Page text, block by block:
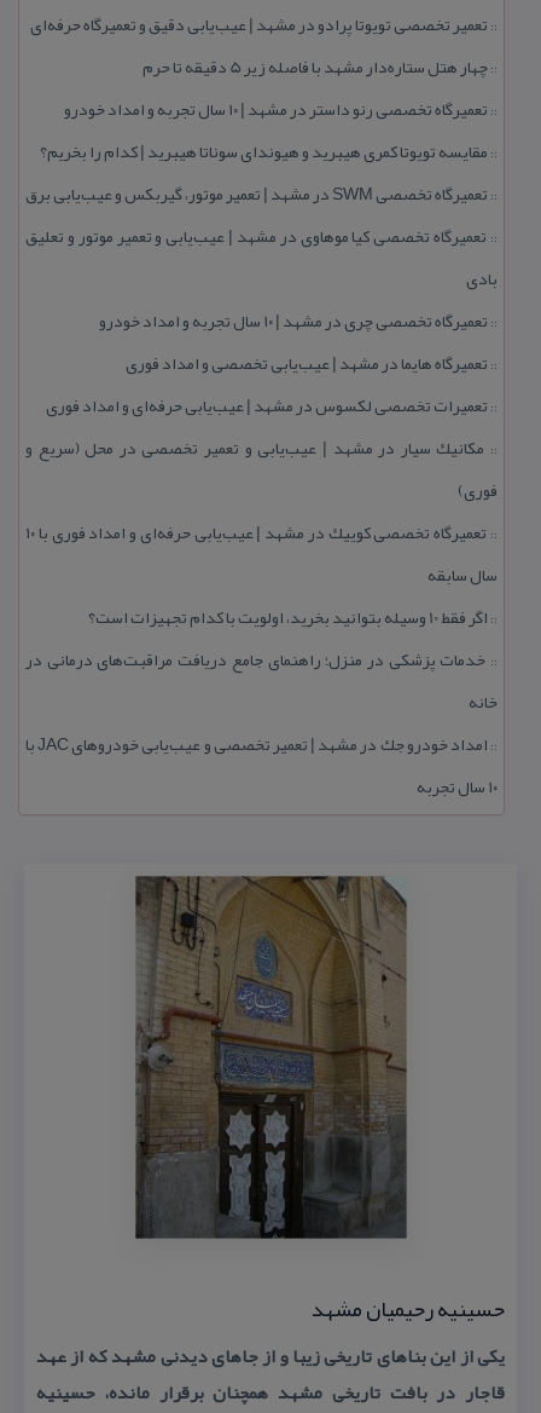
:: تعمیر تخصصی تویوتا پرادو در مشهد | عیب‌یابی دقیق و تعمیرگاه حرفه‌ای
::چهار هتل‌ ستاره‌دار مشهد با فاصله زیر 5 دقیقه تا حرم
:: تعمیرگاه تخصصی رنو داستر در مشهد | ۱۰ سال تجربه و امداد خودرو
:: مقایسه تویوتا كمری هیبرید و هیوندای سوناتا هیبرید | كدام را بخریم؟
:: تعمیرگاه تخصصی SWM در مشهد | تعمیر موتور، گیربكس و عیب‌یابی برق
:: تعمیرگاه تخصصی كیا موهاوی در مشهد | عیب‌یابی و تعمیر موتور و تعلیق
بادی
:: تعمیرگاه تخصصی چری در مشهد | ۱۰ سال تجربه و امداد خودرو
:: تعمیرگاه هایما در مشهد | عیب‌یابی تخصصی و امداد فوری
:: تعمیرات تخصصی لكسوس در مشهد | عیب‌یابی حرفه‌ای و امداد فوری
:: مكانیك سیار در مشهد | عیب‌یابی و تعمیر تخصصی در محل (سریع و
فوری)
::
تعمیرگاه تخصصی كوییك در مشهد | عیب‌یابی حرفه‌ای و امداد فوری با ۱۰
سال سابقه
:: اگر فقط 10 وسیله بتوانید بخرید، اولویت با كدام تجهیزات است؟
:: خدمات پزشكی در منزل؛ راهنمای جامع دریافت مراقبت‌های درمانی در
خانه
::
امداد خودرو جك در مشهد | تعمیر تخصصی و عیب‌یابی خودروهای JAC با
۱۰ سال تجربه
حسینیه رحیمیان مشهد
یكی از این بناهای تاریخی زیبا و از جاهای دیدنی مشهد كه از عهد
قاجار در بافت تاریخی مشهد همچنان برقرار مانده، حسینیه